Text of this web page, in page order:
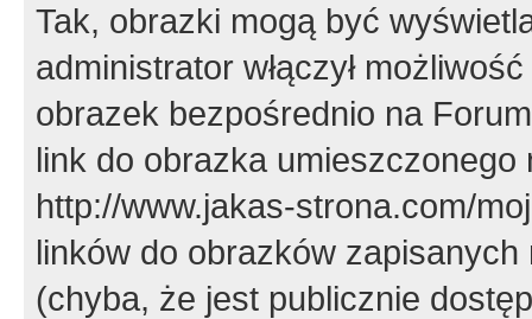
Tak, obrazki mogą być
administrator włączył
obrazek bezpośrednio na
link do obrazka
http://www.jakas-strona.com/
linków do obrazków
(chyba, że jest publicznie